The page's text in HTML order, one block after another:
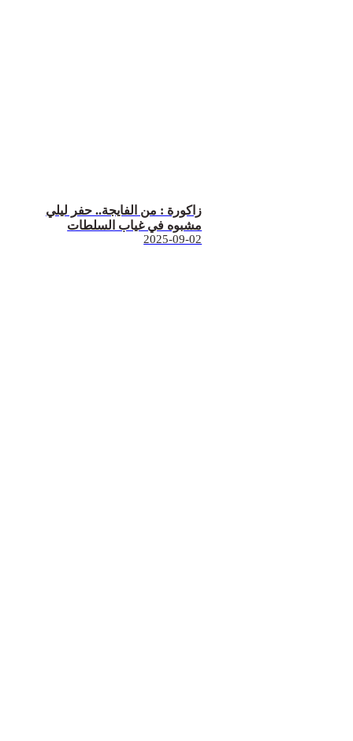
زاكورة : من الفايجة.. حفر ليلي
مشبوه في غياب السلطات
2025-09-02